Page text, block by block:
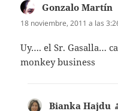
Gonzalo Martín
18 noviembre, 2011 a las
Uy…. el Sr. Gasalla…
monkey business
Bianka Hajdu